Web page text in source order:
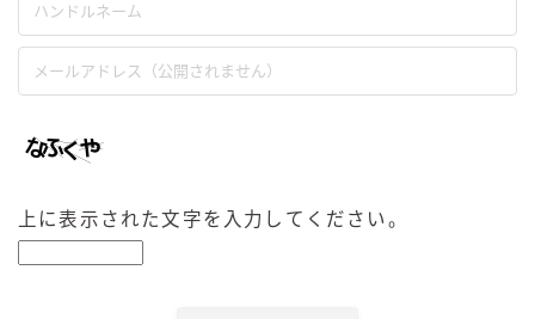
上に表示された文字を入力してください。